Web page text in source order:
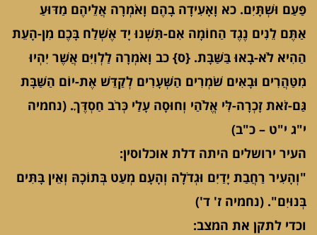
פַּעַם וּשְׁתָּיִם. כא וָאָעִידָה בָהֶם וָאֹמְרָה אֲלֵיהֶם מַדּוּעַ
אַתֶּם לֵנִים נֶגֶד הַחוֹמָה אִם-תִּשְׁנוּ יָד אֶשְׁלַח בָּכֶם מִן-הָעֵת
הַהִיא לֹא-בָאוּ בַּשַּׁבָּת. {ס} כב וָאֹמְרָה לַלְוִיִּם אֲשֶׁר יִהְיוּ
מִטַּהֲרִים וּבָאִים שֹׁמְרִים הַשְּׁעָרִים לְקַדֵּשׁ אֶת-יוֹם הַשַּׁבָּת
גַּם-זֹאת זָכְרָה-לִּי אֱלֹהַי וְחוּסָה עָלַי כְּרֹב חַסְדֶּךָ. (נחמיה
י"ג י"ט – כ"ב)
העיר ירושלים היתה דלת אוכלוסין:
"וְהָעִיר רַחֲבַת יָדַיִם וּגְדֹלָה וְהָעָם מְעַט בְּתוֹכָהּ וְאֵין בָּתִּים
בְּנוּיִם". (נחמיה ז' ד')
וכדי לתקן את המצב: